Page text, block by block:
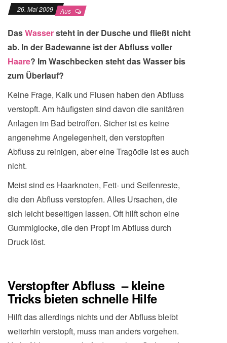
26. Mai 2009 Aus
DasWassersteht in der Dusche und fließt nicht
ab. In der Badewanne ist der Abfluss voller
Haare? Im Waschbecken steht das Wasser bis
zum Überlauf?
Keine Frage, Kalk und Flusen haben den Abfluss
verstopft. Am häufigsten sind davon die sanitären
Anlagen im Bad betroffen. Sicher ist es keine
angenehme Angelegenheit, den verstopften
Abfluss zu reinigen, aber eine Tragödie ist es auch
nicht.
Meist sind es Haarknoten, Fett- und Seifenreste,
die den Abfluss verstopfen. Alles Ursachen, die
sich leicht beseitigen lassen. Oft hilft schon eine
Gummiglocke, die den Propf im Abfluss durch
Druck löst.
Verstopfter Abfluss – kleine
Tricks bieten schnelle Hilfe
Hilft das allerdings nichts und der Abfluss bleibt
weiterhin verstopft, muss man anders vorgehen.